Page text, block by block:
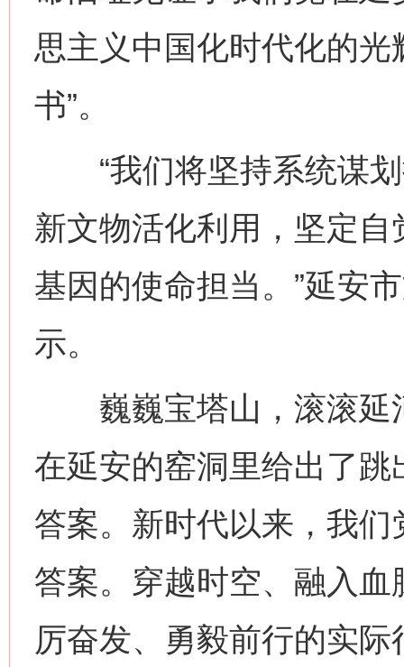
思主义中国化时代化的光
书”。
“我们将坚持系统谋划
新文物活化利用，坚定
基因的使命担当。”延安
示。
巍巍宝塔山，滚滚延
在延安的窑洞里给出了
答案。新时代以来，我们
答案。穿越时空、融入
厉奋发、勇毅前行的实际